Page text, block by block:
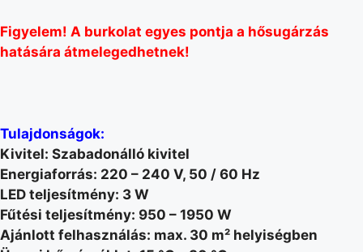
Figyelem! A burkolat egyes pontja a hősugárzás
hatására átmelegedhetnek!
Tulajdonságok:
Kivitel: Szabadonálló kivitel
Energiaforrás: 220 – 240 V, 50 / 60 Hz
LED teljesítmény: 3 W
Fűtési teljesítmény: 950 – 1950 W
Ajánlott felhasználás: max. 30 m² helyiségben